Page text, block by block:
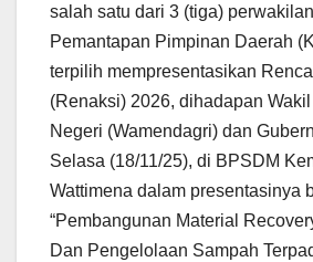
salah satu dari 3 (tiga)
Pemantapan Pimpinan Daerah
terpilih mempresentasikan
(Renaksi) 2026, dihadapan
Negeri (Wamendagri) dan
Selasa (18/11/25), di BPSDM
Wattimena dalam presentasinya
“Pembangunan Material
Dan Pengelolaan Sampah